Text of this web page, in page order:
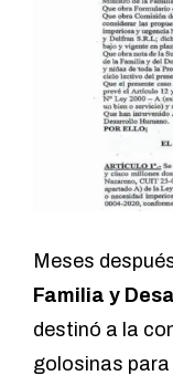
Meses
Familia y
destinó a la
golosinas para